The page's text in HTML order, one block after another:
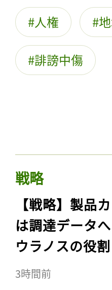
人権
誹謗中傷
戦略
【戦略】製品
は調達データ
ウラノスの役
3時間前